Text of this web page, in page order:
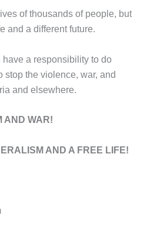
of thousands of people, but
and a different future.
a responsibility to do
stop the violence, war, and
and elsewhere.
AND WAR!
AND A FREE LIFE!